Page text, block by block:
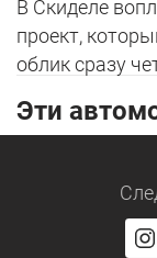
В Скиделе
проект,
облик сразу
Эти